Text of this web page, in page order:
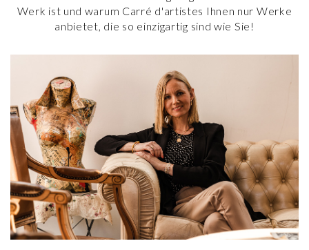
Werk ist und warum Carré d'artistes Ihnen nur Werke
anbietet, die so einzigartig sind wie Sie!